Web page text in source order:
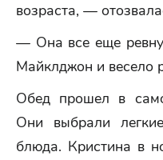
возраста, —
— Она все еще
Майклджон и весело
Обед прошел в
Они выбрали
блюда. Кристина в